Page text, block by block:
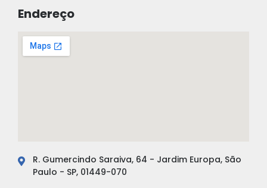
Endereço
R. Gumercindo Saraiva, 64 - Jardim Europa, São
Paulo - SP, 01449-070